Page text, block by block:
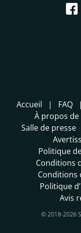
Accueil FAQ
À propos de
Salle de presse
Politique
Conditions
Conditions
Politique
Avis
© 2018-2026